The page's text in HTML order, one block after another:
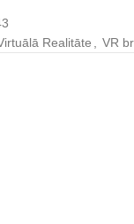
Realitāte VR